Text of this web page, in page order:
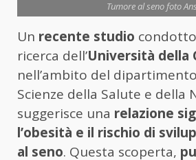
Tumore al seno foto
Un recente studio
ricerca dell’Università della
nell’ambito del
Scienze della Salute e della
suggerisce una relazione
l’obesità e il rischio di
al seno. Questa scoperta,